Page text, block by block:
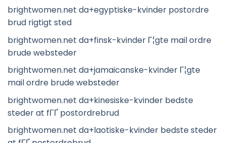
brightwomen.net da+egyptiske-kvinder postordre
brud rigtigt sted
brightwomen.net da+finsk-kvinder Г¦gte mail ordre
brude websteder
brightwomen.net da+jamaicanske-kvinder Г¦gte
mail ordre brude websteder
brightwomen.net da+kinesiske-kvinder bedste
steder at fГҐ postordrebrud
brightwomen.net da+laotiske-kvinder bedste steder